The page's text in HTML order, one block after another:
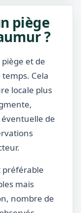
piège
?
et de
Cela
locale plus
de
préférable
mais
nombre de